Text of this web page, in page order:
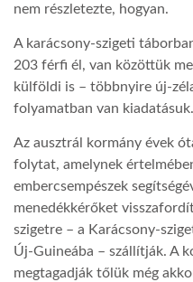
nem részletezte, hogyan.
A karácsony-szigeti
203 férfi él, van közöttük
külföldi is – többnyire új-
folyamatban van kiadatásuk.
Az ausztrál kormány évek
folytat, amelynek
embercsempészek
menedékkérőket
szigetre – a Karácsony-
Új-Guineába – szállítják. A
megtagadják tőlük még